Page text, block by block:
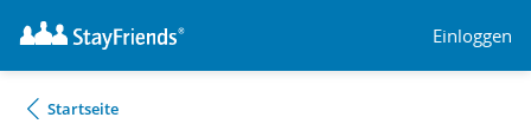
Einloggen
Startseite